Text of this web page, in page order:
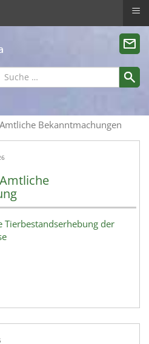
Amtliche Bekanntmachungen
Tierbestandserhebung der
≡